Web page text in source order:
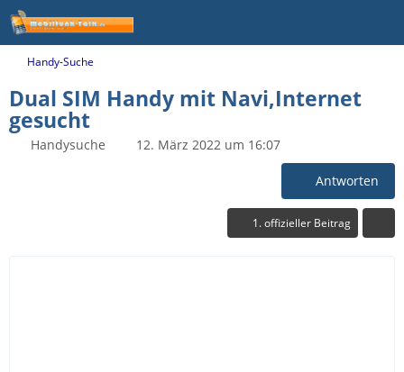
Handy-Suche
Dual SIM Handy mit Navi,Internet
gesucht
Handysuche 12. März 2022 um 16:07
Antworten
1. offizieller Beitrag